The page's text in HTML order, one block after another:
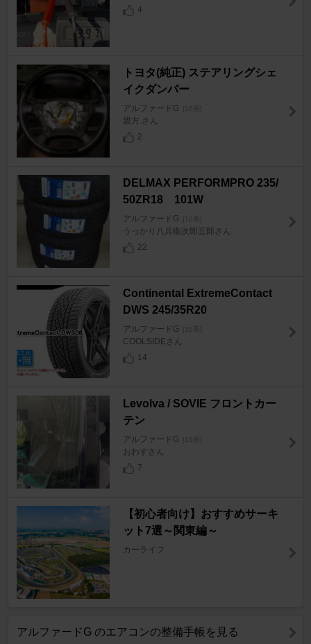
4
トヨタ(純正) ステアリングシェ
イクダンパー
アルファードG [10系]
親方.さん
2
DELMAX PERFORMPRO 235/
50ZR18 101W
アルファードG [10系]
うっかり八兵衛次郎五郎さん
22
Continental ExtremeContact
DWS 245/35R20
アルファードG [10系]
COOLSIDEさん
14
Levolva / SOVIE フロントカー
テン
アルファードG [10系]
おわすさん
7
【初心者向け】おすすめサーキ
ット7選～関東編～
カーライフ
アルファードG のエアコンの整備手帳を見る